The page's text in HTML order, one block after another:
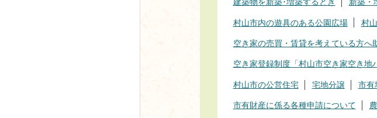
建築物を新築･増築するとき 新築・
村山市内の遊具のある公園広場 村
空き家の売買・賃貸を考えている方へ
空き家登録制度「村山市空き家空き地
村山市の公営住宅 宅地分譲 市有
市有財産に係る各種申請について